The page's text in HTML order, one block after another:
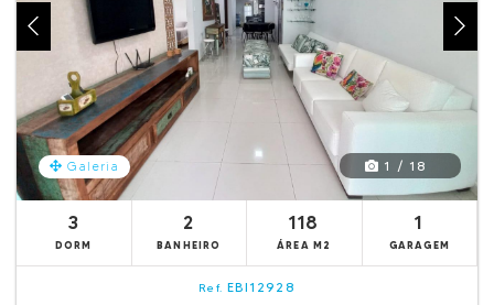
Galeria 1 / 18
3
DORM
2
BANHEIRO
118
ÁREA M2
1
GARAGEM
Ref. EBI12928